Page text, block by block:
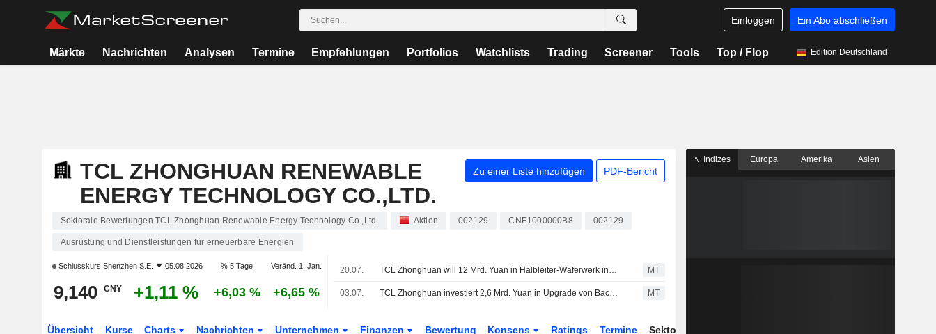
Einloggen Ein Abo abschließen
Märkte Nachrichten Analysen Termine Empfehlungen Portfolios Watchlists Trading Screener Tools Top / Flop Edition Deutschland
TCL ZHONGHUAN RENEWABLE
ENERGY TECHNOLOGY CO.,LTD.
Zu einer Liste hinzufügen PDF-Bericht
Sektorale Bewertungen TCL Zhonghuan Renewable Energy Technology Co.,Ltd. Aktien 002129 CNE1000000B8 002129
Ausrüstung und Dienstleistungen für erneuerbare Energien
Schlusskurs Shenzhen S.E. 05.08.2026 % 5 Tage Veränd. 1. Jan.
9,140 CNY +1,11 % +6,03 % +6,65 %
20.07. TCL Zhonghuan will 12 Mrd. Yuan in Halbleiter-Waferwerk in Shenzhen investieren MT
03.07. TCL Zhonghuan investiert 2,6 Mrd. Yuan in Upgrade von Back-Contact-Zellen und -Modulen MT
Übersicht Kurse Charts Nachrichten Unternehmen Finanzen Bewertung Konsens Ratings Termine Sektor
Indizes Europa Amerika Asien